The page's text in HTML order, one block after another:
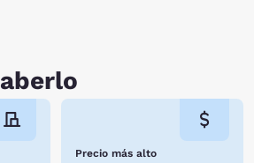
Precio más alto